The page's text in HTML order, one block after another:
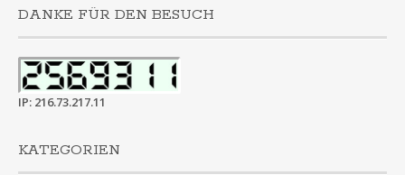
DANKE FÜR DEN BESUCH
IP: 216.73.217.11
KATEGORIEN